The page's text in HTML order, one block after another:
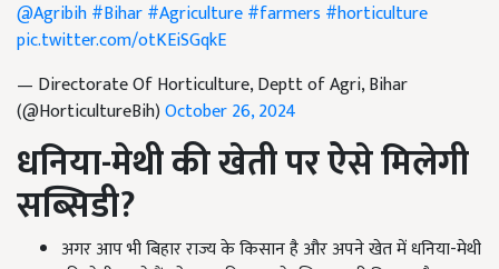
@Agribih#Bihar#Agriculture#farmers #horticulture
pic.twitter.com/otKEiSGqkE
— Directorate Of Horticulture, Deptt of Agri, Bihar
(@HorticultureBih)October 26, 2024
धनिया-मेथी की खेती पर ऐसे मिलेगी
सब्सिडी?
अगर आप भी बिहार राज्य के किसान है और अपने खेत में धनिया-मेथी